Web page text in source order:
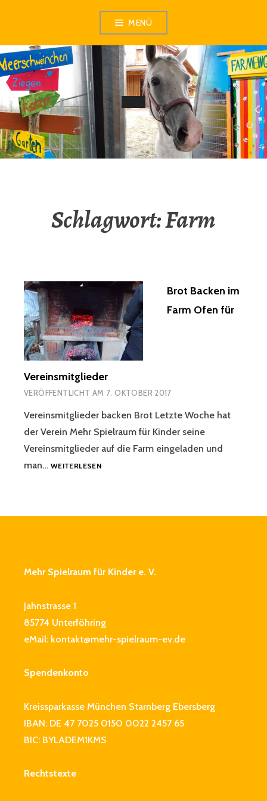
springen
MENÜ
Schlagwort:Farm
Brot Backen im
Farm Ofen für
Vereinsmitglieder
VERÖFFENTLICHT AM 7. OKTOBER 2017
Vereinsmitglieder backen Brot Letzte Woche hat
der Verein Mehr Spielraum für Kinder seine
Vereinsmitglieder auf die Farm eingeladen und
man… WEITERLESENBROT
Mehr Spielraum für Kinder e. V.
Jahnstrasse 1
85774 Unterföhring
eMail: kontakt@mehr-spielraum-ev.de
Spendenkonto
Kreissparkasse München Starnberg Ebersberg
IBAN: DE 47 7025 0150 0022 2457 65
BIC: BYLADEM1KMS
Rechtstexte